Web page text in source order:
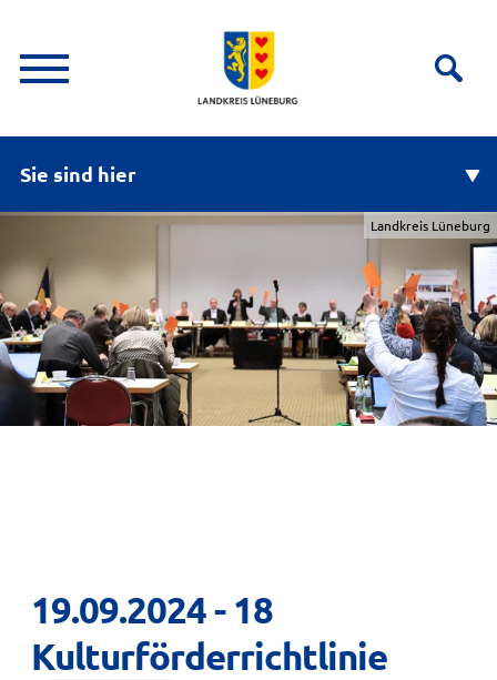
Sie sind hier
Landkreis Lüneburg
19.09.2024 - 18
Kulturförderrichtlinie